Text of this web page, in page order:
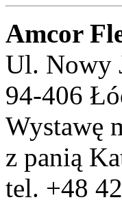
Amcor
Ul. Nowy
94-406
Wystawę
z panią
tel. +48